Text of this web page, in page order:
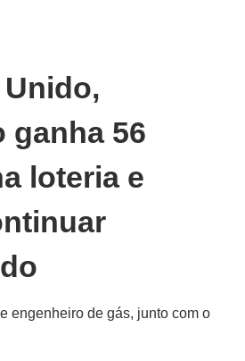
ganha 56
loteria e
engenheiro de gás, junto com o